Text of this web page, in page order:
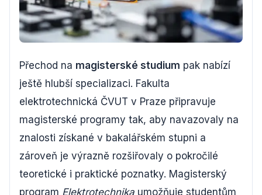
Přechod na magisterské studium pak nabízí
ještě hlubší specializaci. Fakulta
elektrotechnická ČVUT v Praze připravuje
magisterské programy tak, aby navazovaly na
znalosti získané v bakalářském stupni a
zároveň je výrazně rozšiřovaly o pokročilé
teoretické i praktické poznatky. Magisterský
program Elektrotechnika umožňuje studentům